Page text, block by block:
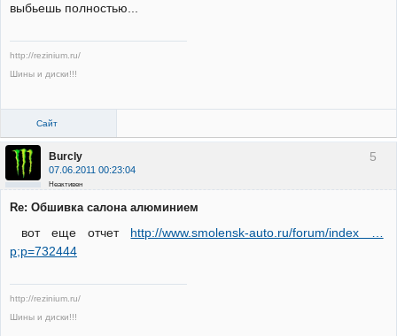
выбьешь полностью...
http://rezinium.ru/
Шины и диски!!!
Сайт
5
Burcly
07.06.2011 00:23:04
Неактивен
Re: Обшивка салона алюминием
вот еще отчет http://www.smolensk-auto.ru/forum/index …
p;p=732444
http://rezinium.ru/
Шины и диски!!!